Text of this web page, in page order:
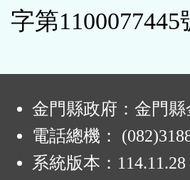
字第
金門縣政府：金門
電話總機：
系統版本： 114.11.28